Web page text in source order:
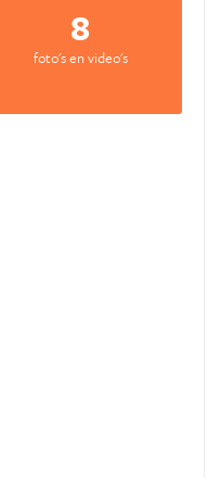
8
foto's en video's